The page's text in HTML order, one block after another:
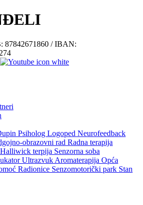
87842671860 / IBAN:
Psiholog Logoped Neurofeedback
obrazovni rad Radna terapija
Halliwick terpija Senzorna soba
Ultrazvuk Aromaterapija Opća
Radionice Senzomotorički park Stan